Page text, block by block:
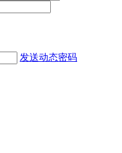
发送动态密码